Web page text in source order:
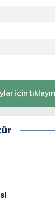
için tıklayın